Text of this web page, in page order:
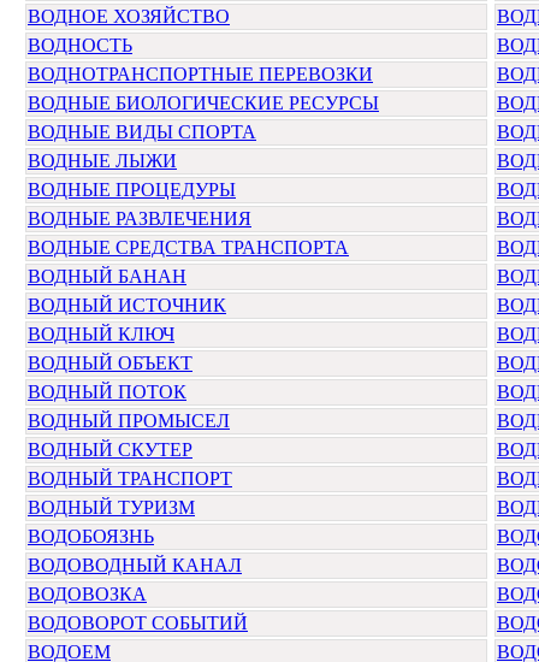
ВОДНОЕ ХОЗЯЙСТВО
ВОДНОСТЬ
ВОДНОТРАНСПОРТНЫЕ ПЕРЕВОЗКИ
ВОДНЫЕ БИОЛОГИЧЕСКИЕ РЕСУРСЫ
ВОДНЫЕ ВИДЫ СПОРТА
ВОДНЫЕ ЛЫЖИ
ВОДНЫЕ ПРОЦЕДУРЫ
ВОДНЫЕ РАЗВЛЕЧЕНИЯ
ВОДНЫЕ СРЕДСТВА ТРАНСПОРТА
ВОДНЫЙ БАНАН
ВОДНЫЙ ИСТОЧНИК
ВОДНЫЙ КЛЮЧ
ВОДНЫЙ ОБЪЕКТ
ВОДНЫЙ ПОТОК
ВОДНЫЙ ПРОМЫСЕЛ
ВОДНЫЙ СКУТЕР
ВОДНЫЙ ТРАНСПОРТ
ВОДНЫЙ ТУРИЗМ
ВОДОБОЯЗНЬ
ВОДОВОДНЫЙ КАНАЛ
ВОДОВОЗКА
ВОДОВОРОТ СОБЫТИЙ
ВОДОЕМ